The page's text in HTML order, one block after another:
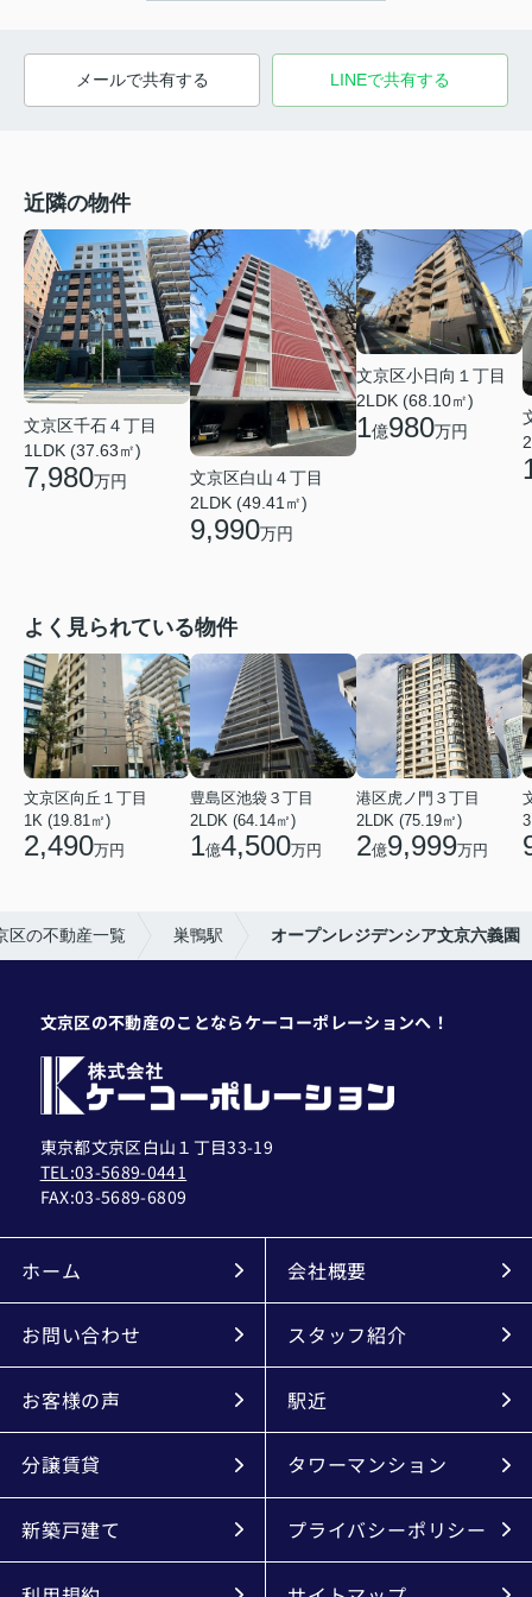
メールで共有する LINEで共有する
近隣の物件
文京区千石４丁目
1LDK (37.63㎡)
7,980万円
文京区白山４丁目
2LDK (49.41㎡)
9,990万円
文京区小日向１丁目
2LDK (68.10㎡)
1億980万円
よく見られている物件
文京区向丘１丁目
1K (19.81㎡)
2,490万円
豊島区池袋３丁目
2LDK (64.14㎡)
1億4,500万円
港区虎ノ門３丁目
2LDK (75.19㎡)
2億9,999万円
区の不動産一覧 巣鴨駅 オープンレジデンシア文京六義園
文京区の不動産のことならケーコーポレーションへ！
東京都文京区白山１丁目33-19
TEL:03-5689-0441
FAX:03-5689-6809
ホーム 会社概要
お問い合わせ スタッフ紹介
お客様の声 駅近
分譲賃貸 タワーマンション
新築戸建て プライバシーポリシー